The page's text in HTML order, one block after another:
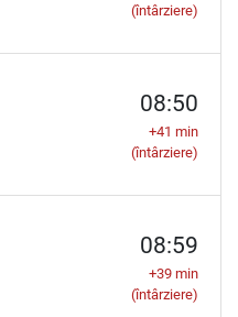
(întârziere)
08:50
+41 min
(întârziere)
08:59
+39 min
(întârziere)